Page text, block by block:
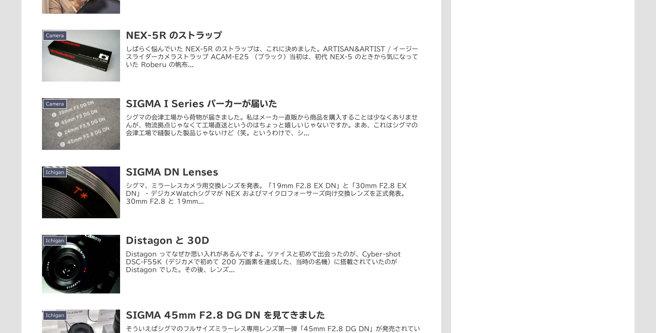
Camera NEX-5R のストラップ
しばらく悩んでいた NEX-5R のストラップは、これに決めました。ARTISAN&ARTIST / イージー
スライダーカメラストラップ ACAM-E25 （ブラック）当初は、初代 NEX-5 のときから気になって
いた Roberu の帆布...
Camera SIGMA I Series パーカーが届いた
シグマの会津工場から荷物が届きました。私はメーカー直販から商品を購入することは少なくありませ
んが、物流拠点じゃなくて工場直送というのはちょっと嬉しいじゃないですか。まあ、これはシグマの
会津工場で縫製した製品じゃないけど（笑。というわけで、シ...
Ichigan SIGMA DN Lenses
シグマ、ミラーレスカメラ用交換レンズを発表。「19mm F2.8 EX DN」と「30mm F2.8 EX
DN」 - デジカメWatchシグマが NEX およびマイクロフォーサーズ向け交換レンズを正式発表。
30mm F2.8 と 19mm...
Ichigan Distagon と 30D
Distagon ってなぜか思い入れがあるんですよ。ツァイスと初めて出会ったのが、Cyber-shot
DSC-F55K（デジカメで初めて 200 万画素を達成した、当時の名機）に搭載されていたのが
Distagon でした。その後、レンズ...
Ichigan SIGMA 45mm F2.8 DG DN を見てきました
そういえばシグマのフルサイズミラーレス専用レンズ第一弾「45mm F2.8 DG DN」が発売されてい